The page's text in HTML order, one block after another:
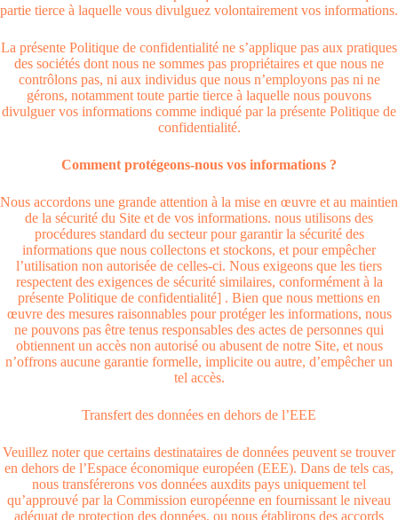
partie tierce à laquelle vous divulguez volontairement vos informations.
La présente Politique de confidentialité ne s’applique pas aux pratiques
des sociétés dont nous ne sommes pas propriétaires et que nous ne
contrôlons pas, ni aux individus que nous n’employons pas ni ne
gérons, notamment toute partie tierce à laquelle nous pouvons
divulguer vos informations comme indiqué par la présente Politique de
confidentialité.
Comment protégeons-nous vos informations ?
Nous accordons une grande attention à la mise en œuvre et au maintien
de la sécurité du Site et de vos informations. nous utilisons des
procédures standard du secteur pour garantir la sécurité des
informations que nous collectons et stockons, et pour empêcher
l’utilisation non autorisée de celles-ci. Nous exigeons que les tiers
respectent des exigences de sécurité similaires, conformément à la
présente Politique de confidentialité] . Bien que nous mettions en
œuvre des mesures raisonnables pour protéger les informations, nous
ne pouvons pas être tenus responsables des actes de personnes qui
obtiennent un accès non autorisé ou abusent de notre Site, et nous
n’offrons aucune garantie formelle, implicite ou autre, d’empêcher un
tel accès.
Transfert des données en dehors de l’EEE
Veuillez noter que certains destinataires de données peuvent se trouver
en dehors de l’Espace économique européen (EEE). Dans de tels cas,
nous transférerons vos données auxdits pays uniquement tel
qu’approuvé par la Commission européenne en fournissant le niveau
adéquat de protection des données, ou nous établirons des accords